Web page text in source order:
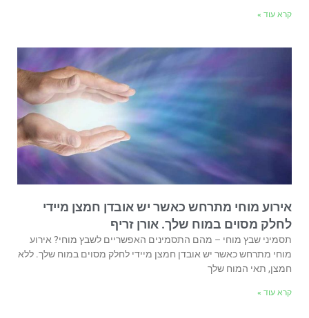
קרא עוד »
אירוע מוחי מתרחש כאשר יש אובדן חמצן מיידי
לחלק מסוים במוח שלך. אורן זריף
תסמיני שבץ מוחי – מהם התסמינים האפשריים לשבץ מוחי? אירוע
מוחי מתרחש כאשר יש אובדן חמצן מיידי לחלק מסוים במוח שלך. ללא
חמצן, תאי המוח שלך
קרא עוד »